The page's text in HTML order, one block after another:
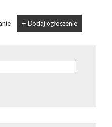
+ Dodaj ogłoszenie